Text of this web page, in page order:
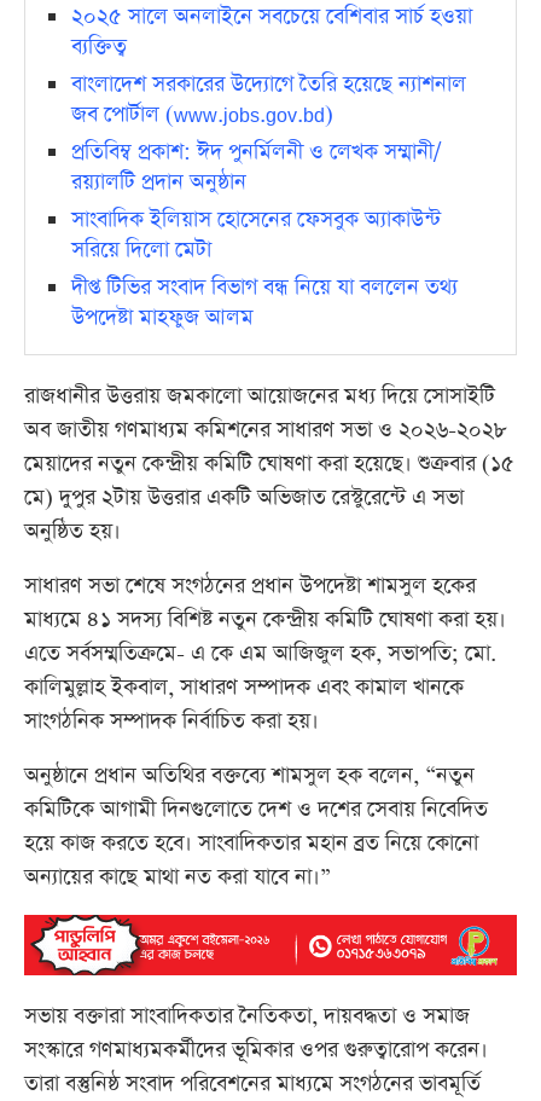
২০২৫ সালে অনলাইনে সবচেয়ে বেশিবার সার্চ হওয়া
ব্যক্তিত্ব
বাংলাদেশ সরকারের উদ্যোগে তৈরি হয়েছে ন্যাশনাল
জব পোর্টাল (www.jobs.gov.bd)
প্রতিবিম্ব প্রকাশ: ঈদ পুনর্মিলনী ও লেখক সম্মানী/
রয়্যালটি প্রদান অনুষ্ঠান
সাংবাদিক ইলিয়াস হোসেনের ফেসবুক অ্যাকাউন্ট
সরিয়ে দিলো মেটা
দীপ্ত টিভির সংবাদ বিভাগ বন্ধ নিয়ে যা বললেন তথ্য
উপদেষ্টা মাহফুজ আলম
রাজধানীর উত্তরায় জমকালো আয়োজনের মধ্য দিয়ে সোসাইটি
অব জাতীয় গণমাধ্যম কমিশনের সাধারণ সভা ও ২০২৬-২০২৮
মেয়াদের নতুন কেন্দ্রীয় কমিটি ঘোষণা করা হয়েছে। শুক্রবার (১৫
মে) দুপুর ২টায় উত্তরার একটি অভিজাত রেস্টুরেন্টে এ সভা
অনুষ্ঠিত হয়।
সাধারণ সভা শেষে সংগঠনের প্রধান উপদেষ্টা শামসুল হকের
মাধ্যমে ৪১ সদস্য বিশিষ্ট নতুন কেন্দ্রীয় কমিটি ঘোষণা করা হয়।
এতে সর্বসম্মতিক্রমে- এ কে এম আজিজুল হক, সভাপতি; মো.
কালিমুল্লাহ ইকবাল, সাধারণ সম্পাদক এবং কামাল খানকে
সাংগঠনিক সম্পাদক নির্বাচিত করা হয়।
অনুষ্ঠানে প্রধান অতিথির বক্তব্যে শামসুল হক বলেন, “নতুন
কমিটিকে আগামী দিনগুলোতে দেশ ও দশের সেবায় নিবেদিত
হয়ে কাজ করতে হবে। সাংবাদিকতার মহান ব্রত নিয়ে কোনো
অন্যায়ের কাছে মাথা নত করা যাবে না।”
সভায় বক্তারা সাংবাদিকতার নৈতিকতা, দায়বদ্ধতা ও সমাজ
সংস্কারে গণমাধ্যমকর্মীদের ভূমিকার ওপর গুরুত্বারোপ করেন।
তারা বস্তুনিষ্ঠ সংবাদ পরিবেশনের মাধ্যমে সংগঠনের ভাবমূর্তি